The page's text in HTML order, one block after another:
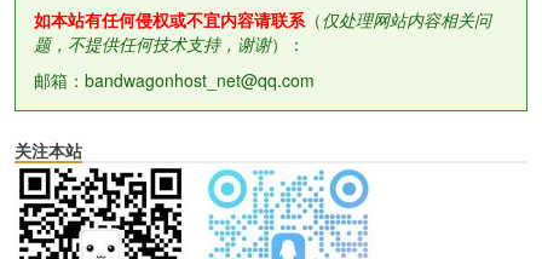
如本站有任何侵权或不宜内容请联系 （仅处理网站内容相关问
题，不提供任何技术支持，谢谢）：
邮箱：bandwagonhost_net@qq.com
关注本站